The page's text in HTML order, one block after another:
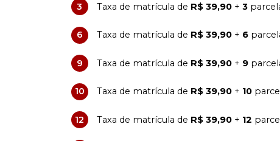
3 Taxa de matrícula de R$ 39,90 +3
6 Taxa de matrícula de R$ 39,90 + 6
9 Taxa de matrícula de R$ 39,90 + 9
10 Taxa de matrícula de R$ 39,90 + 10
12 Taxa de matrícula de R$ 39,90 + 12